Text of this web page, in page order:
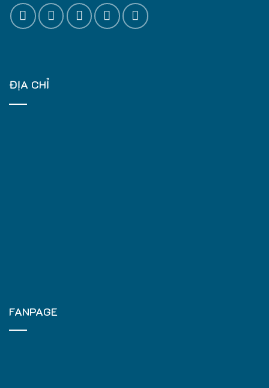
ĐỊA CHỈ
FANPAGE